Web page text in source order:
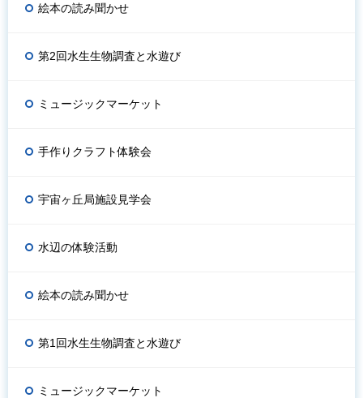
絵本の読み聞かせ
第2回水生生物調査と水遊び
ミュージックマーケット
手作りクラフト体験会
宇宙ヶ丘局施設見学会
水辺の体験活動
絵本の読み聞かせ
第1回水生生物調査と水遊び
ミュージックマーケット